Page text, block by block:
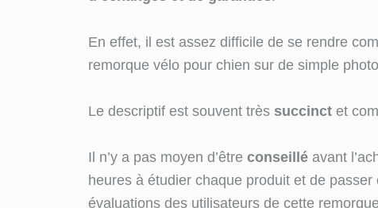
En effet, il est assez difficile de se rendre
remorque vélo pour chien sur de simple
Le descriptif est souvent très succinct et
Il n’y a pas moyen d’êtreconseillé avant
heures à étudier chaque produit et de
évaluations des utilisateurs de cette